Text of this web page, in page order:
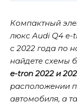
Компактный
люкс Audi Q4 e-
с 2022 года по
найдете схемы
e-tron 2022 и
расположении
автомобиля, а